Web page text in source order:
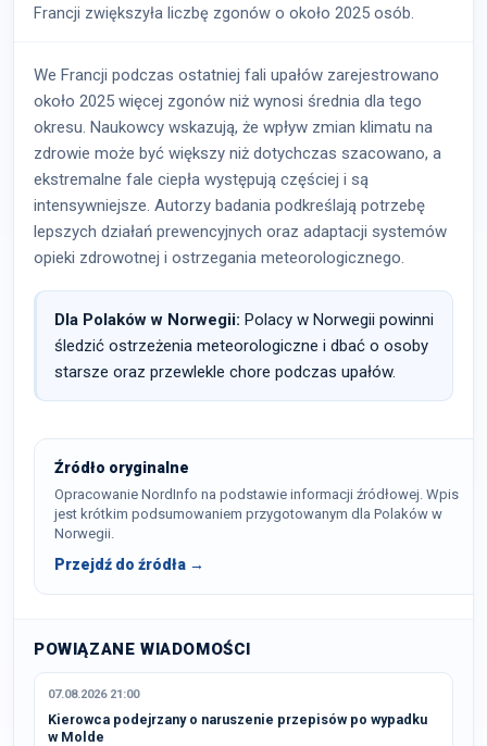
Francji zwiększyła liczbę zgonów o około 2025 osób.
We Francji podczas ostatniej fali upałów zarejestrowano
około 2025 więcej zgonów niż wynosi średnia dla tego
okresu. Naukowcy wskazują, że wpływ zmian klimatu na
zdrowie może być większy niż dotychczas szacowano, a
ekstremalne fale ciepła występują częściej i są
intensywniejsze. Autorzy badania podkreślają potrzebę
lepszych działań prewencyjnych oraz adaptacji systemów
opieki zdrowotnej i ostrzegania meteorologicznego.
Dla Polaków w Norwegii: Polacy w Norwegii powinni
śledzić ostrzeżenia meteorologiczne i dbać o osoby
starsze oraz przewlekle chore podczas upałów.
Źródło oryginalne
Opracowanie NordInfo na podstawie informacji źródłowej. Wpis
jest krótkim podsumowaniem przygotowanym dla Polaków w
Norwegii.
Przejdź do źródła →
POWIĄZANE WIADOMOŚCI
07.08.2026 21:00
Kierowca podejrzany o naruszenie przepisów po wypadku
w Molde